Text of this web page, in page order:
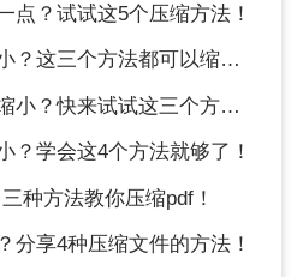
点？试试这5个压缩方法！
这三个方法都可以缩小！
？快来试试这三个方法！
？学会这4个方法就够了！
种方法教你压缩pdf！
分享4种压缩文件的方法！